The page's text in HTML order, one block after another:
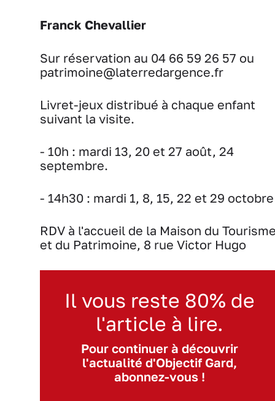
Franck Chevallier
Sur réservation au 04 66 59 26 57 ou
patrimoine@laterredargence.fr
Livret-jeux distribué à chaque enfant
suivant la visite.
- 10h : mardi 13, 20 et 27 août, 24
septembre.
- 14h30 : mardi 1, 8, 15, 22 et 29 octobre
RDV à l'accueil de la Maison du
et du Patrimoine, 8 rue Victor Hugo
Il vous reste 80% de
l'article à lire.
Pour continuer à découvrir
l'actualité d'Objectif Gard,
abonnez-vous !